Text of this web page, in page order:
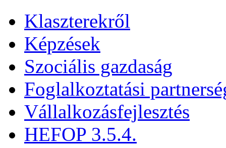
Klaszterekről
Képzések
Szociális gazdaság
Foglalkoztatási
Vállalkozásfejlesztés
HEFOP 3.5.4.